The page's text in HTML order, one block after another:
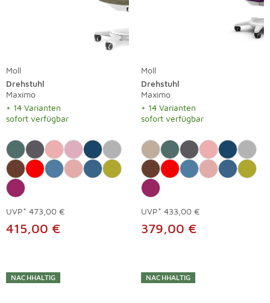
Moll
Drehstuhl
Maximo
+ 14 Varianten
sofort verfügbar
UVP* 473,00 €
415,00 €
Moll
Drehstuhl
Maximo
+ 14 Varianten
sofort verfügbar
UVP* 433,00 €
379,00 €
NACHHALTIG NACHHALTIG